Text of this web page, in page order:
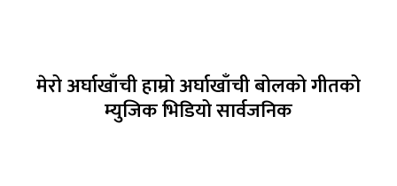
मेरो अर्घाखाँची हाम्रो अर्घाखाँची बोलको गीतको
म्युजिक भिडियो सार्वजनिक